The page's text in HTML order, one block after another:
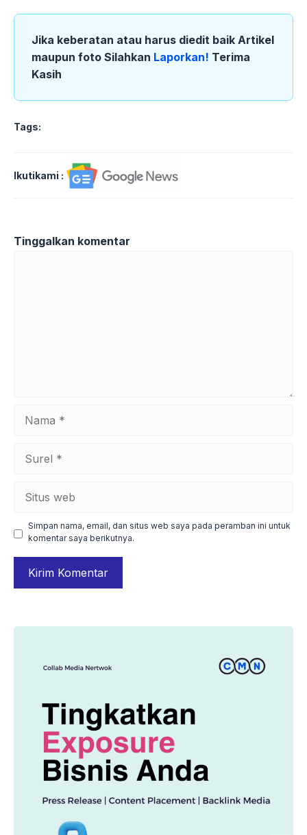
Jika keberatan atau harus diedit baik Artikel
maupun foto Silahkan Laporkan! Terima
Kasih
Tags:
Ikutikami :
Tinggalkan komentar
web
Simpan nama, email, dan situs web saya pada peramban ini untuk
komentar saya berikutnya.